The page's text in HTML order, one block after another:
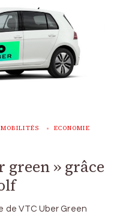
ECONOMIE
green » grâce
de VTC Uber Green